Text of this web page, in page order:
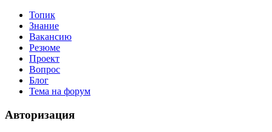
Топик
Знание
Вакансию
Резюме
Проект
Вопрос
Блог
Тема на форум
Авторизация